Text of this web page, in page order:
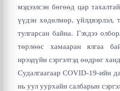
мэдээлсэн бөгөөд цар
үүдэн хөдөлмөр, үйлдвэрлэл,
тулгарсан байна. Гэхдээ
төрлөөс хамааран ялгаа
ирээдүйн сэргэлтэд өөдрөг
Судалгаагаар COVID-19-ийн
нь уул уурхайн салбарын